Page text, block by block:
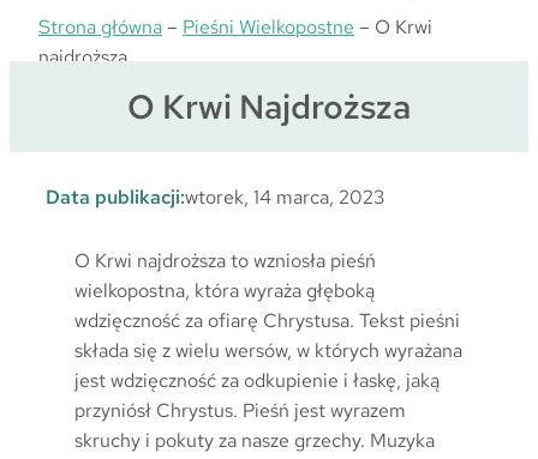
Strona główna – Pieśni Wielkopostne – O Krwi
najdroższa
O Krwi Najdroższa
Data publikacji:wtorek, 14 marca, 2023
O Krwi najdroższa to wzniosła pieśń
wielkopostna, która wyraża głęboką
wdzięczność za ofiarę Chrystusa. Tekst pieśni
składa się z wielu wersów, w których wyrażana
jest wdzięczność za odkupienie i łaskę, jaką
przyniósł Chrystus. Pieśń jest wyrazem
skruchy i pokuty za nasze grzechy. Muzyka